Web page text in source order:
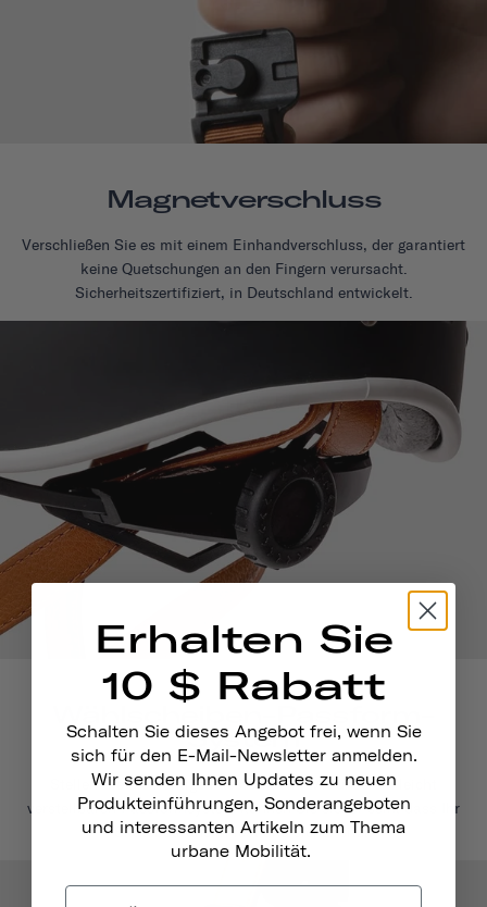
Magnetverschluss
Verschließen Sie es mit einem Einhandverschluss, der garantiert
keine Quetschungen an den Fingern verursacht.
Sicherheitszertifiziert, in Deutschland entwickelt.
System
Stellen Sie die richtige Passform ein. Mit unserem leicht
verstellbaren Passformsystem können Sie sicher sein, dass Ihr
Skateboardhelm fest und sicher sitzt.
Erhalten Sie
10 $ Rabatt
Schalten Sie dieses Angebot frei, wenn Sie
sich für den E-Mail-Newsletter anmelden.
Wir senden Ihnen Updates zu neuen
Produkteinführungen, Sonderangeboten
und interessanten Artikeln zum Thema
urbane Mobilität.